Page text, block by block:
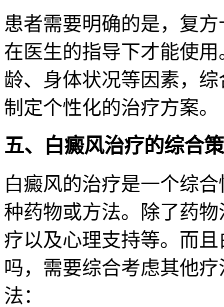
患者需要明确的是，复
在医生的指导下才能使
龄、身体状况等因素，
制定个性化的治疗方案。
五、白癜风治疗的综合
白癜风的治疗是一个综
种药物或方法。除了药
疗以及心理支持等。而且
吗，需要综合考虑其他
法：